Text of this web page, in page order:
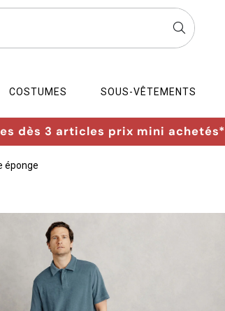
COSTUMES SOUS-VÊTEMENTS
dès 3 articles prix mini achetés*
éponge